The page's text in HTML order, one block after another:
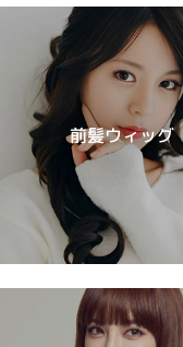
前髪ウィッグ